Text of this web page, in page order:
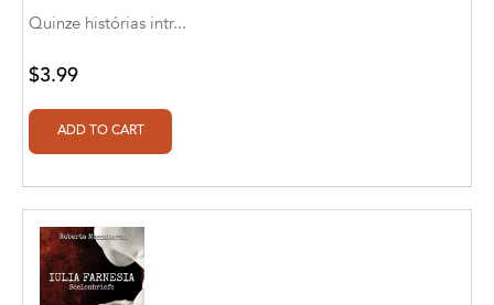
Menendez Maria Gloria [Translator]
Aldivan Teixeira Torres [Author], Gentian
Cane [Translator]
Aldivan Teixeira Torres [Author], Johan
Cuicas [Translator]
Stefanelli [Translator]
Aldivan Teixeira Torres [Author], Manuela
Corradini [Translator]
Quinze histórias intr...
$3.99